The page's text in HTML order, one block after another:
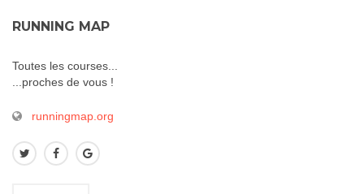
RUNNING MAP
Toutes les courses...
...proches de vous !
runningmap.org